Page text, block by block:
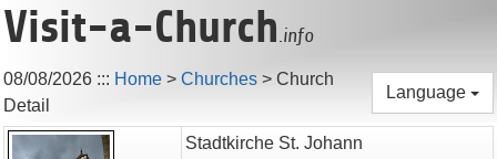
Visit-a-Church.info
08/08/2026 ::: Home > Churches > Church
Detail
Language
Stadtkirche St. Johann